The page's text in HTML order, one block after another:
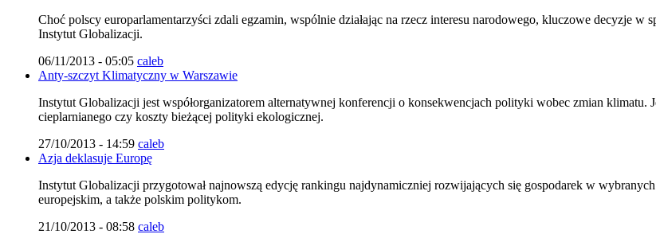
Choć polscy europarlamentarzyści zdali egzamin, wspólnie działając na rzecz interesu narodowego, kluczowe decyzje
Instytut Globalizacji.
06/11/2013 - 05:05 caleb
Anty-szczyt Klimatyczny w Warszawie
Instytut Globalizacji jest współorganizatorem alternatywnej konferencji o konsekwencjach polityki wobec zmian klimatu.
cieplarnianego czy koszty bieżącej polityki ekologicznej.
27/10/2013 - 14:59 caleb
Azja deklasuje Europę
Instytut Globalizacji przygotował najnowszą edycję rankingu najdynamiczniej rozwijających się gospodarek w
europejskim, a także polskim politykom.
21/10/2013 - 08:58 caleb